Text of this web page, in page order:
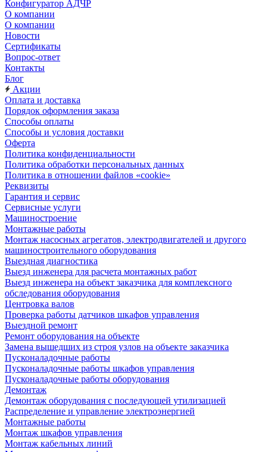
Конфигуратор АДЧР
О компании
О компании
Новости
Сертификаты
Вопрос-ответ
Контакты
Блог
Акции
Оплата и доставка
Порядок оформления заказа
Способы оплаты
Способы и условия доставки
Оферта
Политика конфиденциальности
Политика обработки персональных данных
Политика в отношении файлов «cookie»
Реквизиты
Гарантия и сервис
Сервисные услуги
Машиностроение
Монтажные работы
Монтаж насосных агрегатов, электродвигателей и другого
машиностроительного оборудования
Выездная диагностика
Выезд инженера для расчета монтажных работ
Выезд инженера на объект заказчика для комплексного
обследования оборудования
Центровка валов
Проверка работы датчиков шкафов управления
Выездной ремонт
Ремонт оборудования на объекте
Замена вышедших из строя узлов на объекте заказчика
Пусконаладочные работы
Пусконаладочные работы шкафов управления
Пусконаладочные работы оборудования
Демонтаж
Демонтаж оборудования с последующей утилизацией
Распределение и управление электроэнергией
Монтажные работы
Монтаж шкафов управления
Монтаж кабельных линий